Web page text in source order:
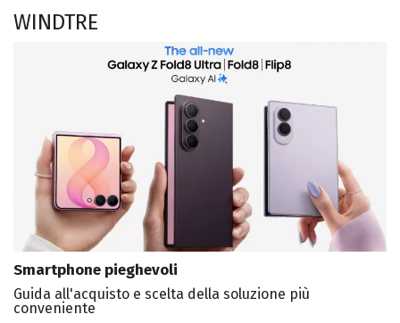
WINDTRE
Smartphone pieghevoli
Guida all'acquisto e scelta della soluzione più
conveniente